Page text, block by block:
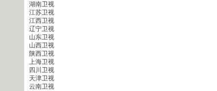
湖南卫视
江苏卫视
江西卫视
辽宁卫视
山东卫视
山西卫视
陕西卫视
上海卫视
四川卫视
天津卫视
云南卫视